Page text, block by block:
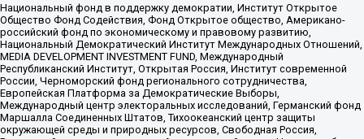
Национальный фонд в поддержку демократии, Институт Открытое
Общество Фонд Содействия, Фонд Открытое общество, Американо-
российский фонд по экономическому и правовому развитию,
Национальный Демократический Институт Международных Отношений,
MEDIA DEVELOPMENT INVESTMENT FUND, Международный
Республиканский Институт, Открытая Россия, Институт современной
России, Черноморский фонд регионального сотрудничества,
Европейская Платформа за Демократические Выборы,
Международный центр электоральных исследований, Германский фонд
Маршалла Соединенных Штатов, Тихоокеанский центр защиты
окружающей среды и природных ресурсов, Свободная Россия,